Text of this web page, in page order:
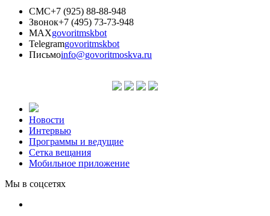
СМС+7 (925) 88-88-948
Звонок+7 (495) 73-73-948
MAXgovoritmskbot
Telegramgovoritmskbot
Письмоinfo@govoritmoskva.ru
Новости
Интервью
Программы и ведущие
Сетка вещания
Мобильное приложение
Мы в соцсетях